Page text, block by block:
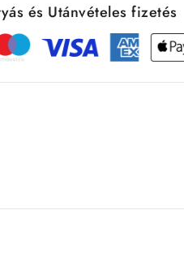
és Utánvételes fizetés